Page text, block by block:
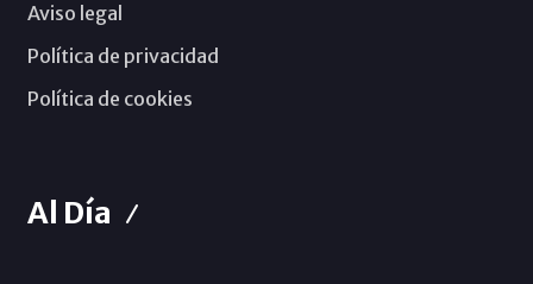
Aviso legal
Política de privacidad
Política de cookies
Al Día